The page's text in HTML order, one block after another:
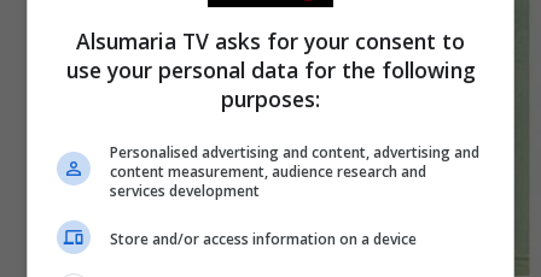
Alsumaria TV asks for your consent to
use your personal data for the following
purposes:
Personalised advertising and content, advertising and
content measurement, audience research and
services development
Store and/or access information on a device